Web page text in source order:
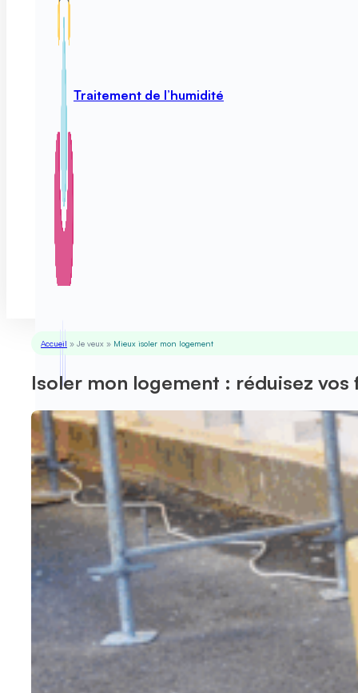
Traitement de l’humidité
Rénovation tous corps d’état
Accueil » Je veux » Mieux isoler mon logement
Isoler mon logement : réduisez